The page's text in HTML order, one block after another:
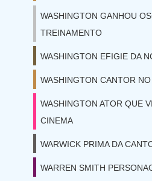
WASHINGTON GANHOU
TREINAMENTO
WASHINGTON EFIGIE DA
WASHINGTON CANTOR
WASHINGTON ATOR QUE
CINEMA
WARWICK PRIMA DA
WARREN SMITH